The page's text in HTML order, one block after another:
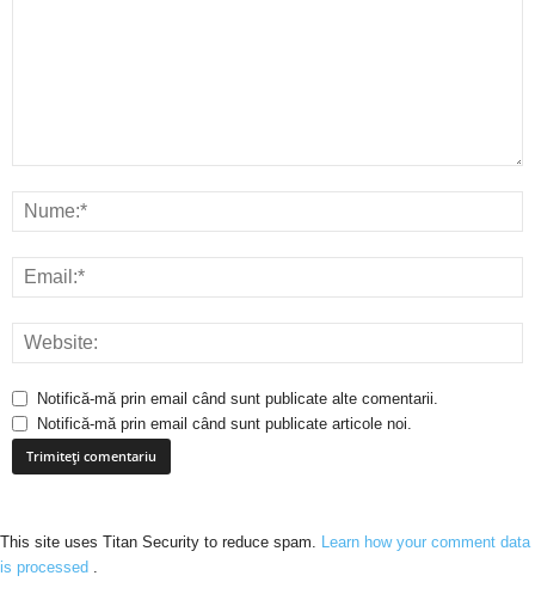
Notifică-mă prin email când sunt publicate alte comentarii.
Notifică-mă prin email când sunt publicate articole noi.
This site uses Titan Security to reduce spam. Learn how your comment data
is processed .